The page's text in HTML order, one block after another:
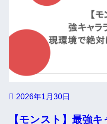
2026年1月30日
【モンスト】最強